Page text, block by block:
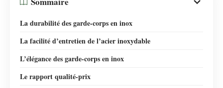
La durabilité des garde-corps en inox
La facilité d’entretien de l’acier inoxydable
L’élégance des garde-corps en inox
Le rapport qualité-prix